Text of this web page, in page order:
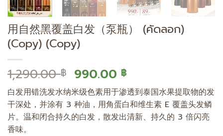
用自然黑覆盖白发（泵瓶） (คัดลอก)
(Copy) (Copy)
1,290.00฿ 原
价
为：
1,290.00 ฿。
990.00 ฿
前
价
格
为：
白发用错洗发水纳米级色素用于渗透到泰国水果提取物的发
干深处，并涂有 3 种油，用角蛋白和维生素 E 覆盖头发鳞
片。温和闭合持久的白发，散发出清新、持久的 3 倍闪亮
香味。